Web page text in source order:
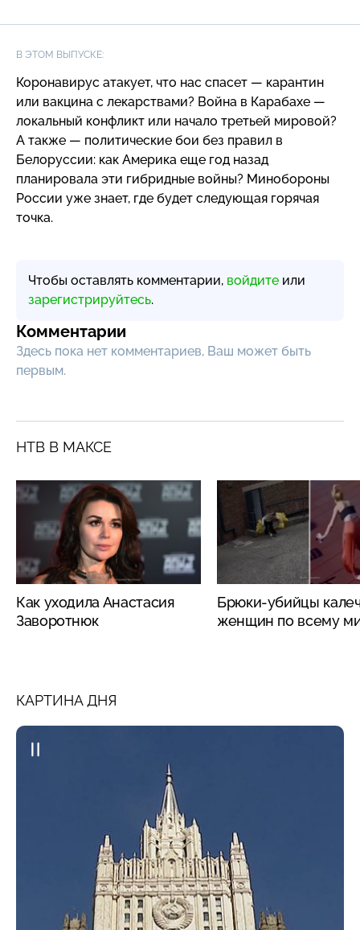
В ЭТОМ ВЫПУСКЕ:
Коронавирус атакует, что нас спасет — карантин
или вакцина с лекарствами? Война в Карабахе —
локальный конфликт или начало третьей мировой?
А также — политические бои без правил в
Белоруссии: как Америка еще год назад
планировала эти гибридные войны? Минобороны
России уже знает, где будет следующая горячая
точка.
Чтобы оставлять комментарии, войдите или
зарегистрируйтесь.
Комментарии
Здесь пока нет комментариев, Ваш может быть
первым.
НТВ В МАКСЕ
Как уходила Анастасия
Заворотнюк
Брюки-убийцы
женщин по всему
КАРТИНА ДНЯ